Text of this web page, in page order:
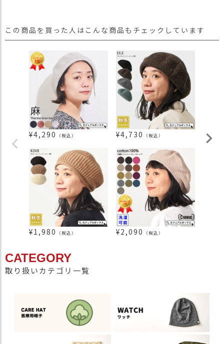
この商品を買った人はこんな商品もチェックしています
¥4,290 （税込） ¥4,730 （税込） ¥
¥1,980 （税込） ¥2,090 （税込）
CATEGORY
取り扱いカテゴリ一覧